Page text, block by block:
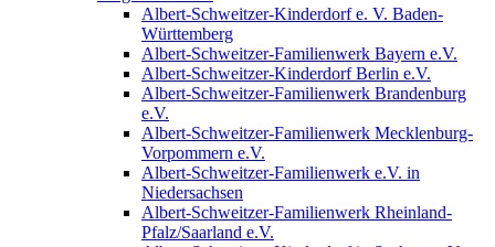
Albert-Schweitzer-Kinderdorf e. V. Baden-
Württemberg
Albert-Schweitzer-Familienwerk Bayern e.V.
Albert-Schweitzer-Kinderdorf Berlin e.V.
Albert-Schweitzer-Familienwerk Brandenburg
e.V.
Albert-Schweitzer-Familienwerk Mecklenburg-
Vorpommern e.V.
Albert-Schweitzer-Familienwerk e.V. in
Niedersachsen
Albert-Schweitzer-Familienwerk Rheinland-
Pfalz/Saarland e.V.